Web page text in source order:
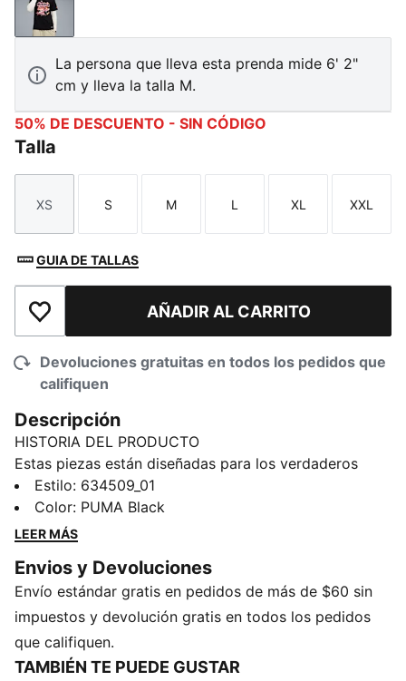
PUMA Black
La persona que lleva esta prenda mide 6' 2"
cm y lleva la talla M.
50% DE DESCUENTO - SIN CÓDIGO
Talla
Talla
XS
Talla
S
Talla
M
Talla
L
Talla
XL
Talla
XXL
GUIA DE TALLAS
Añadir a la lista de deseosAÑADIR AL CARRITO
Devoluciones gratuitas en todos los pedidos que
califiquen
Descripción
HISTORIA DEL PRODUCTO
Estas piezas están diseñadas para los verdaderos
entusiastas del motorsport y combinan materiales de
primera calidad, un diseño dinámico y la emblemática
marca del equipo. Demuestra tu amor por Japón con
pista gracias a un atrevido diseño gráfico.
CARACTERÍSTICAS Y BENEFICIOS
Fabricada con al menos un 20 % de algodón
reciclado.
DETALLES
Estilo: 634509_01
Color: PUMA Black
LEER MÁS
Envios y Devoluciones
Envío estándar gratis en pedidos de más de $60 sin
impuestos y devolución gratis en todos los pedidos
que califiquen.
TAMBIÉN TE PUEDE GUSTAR